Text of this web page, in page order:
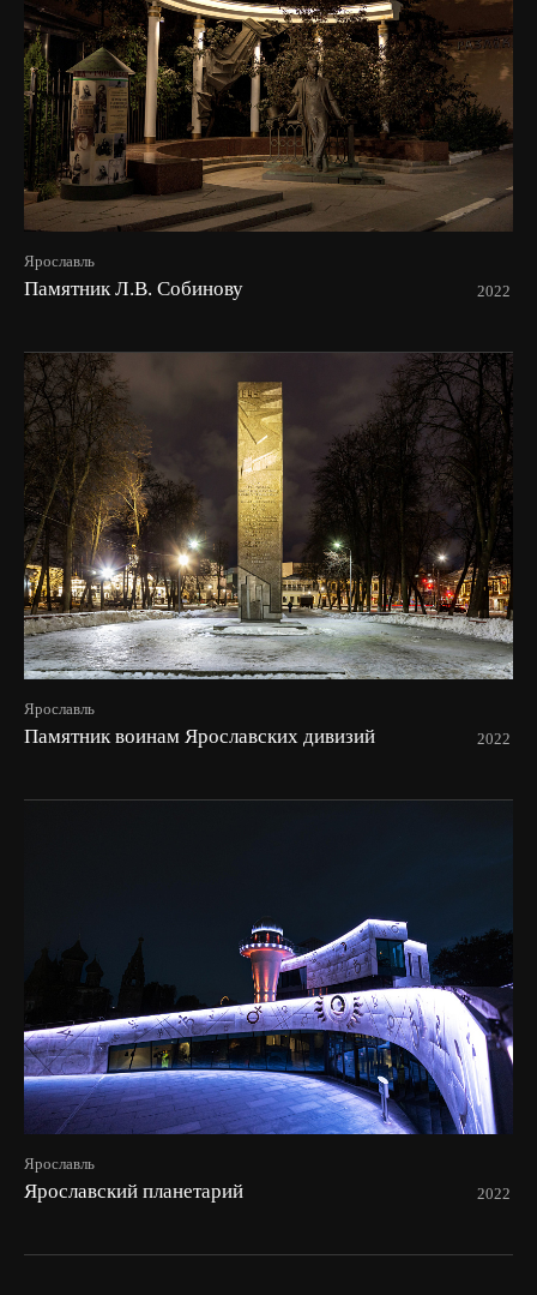
Ярославль
Памятник Л.В. Собинову 2022
Ярославль
Памятник воинам Ярославских дивизий 2022
Ярославль
Ярославский планетарий 2022